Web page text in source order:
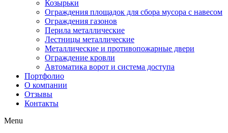
Козырьки
Ограждения площадок для сбора мусора с навесом
Ограждения газонов
Перила металлические
Лестницы металлические
Металлические и противопожарные двери
Ограждение кровли
Автоматика ворот и система доступа
Портфолио
О компании
Отзывы
Контакты
Menu